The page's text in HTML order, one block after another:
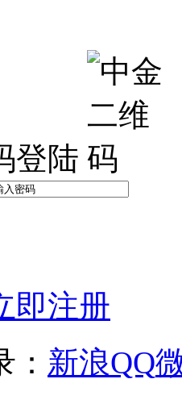
登陆
即注册
新浪QQ